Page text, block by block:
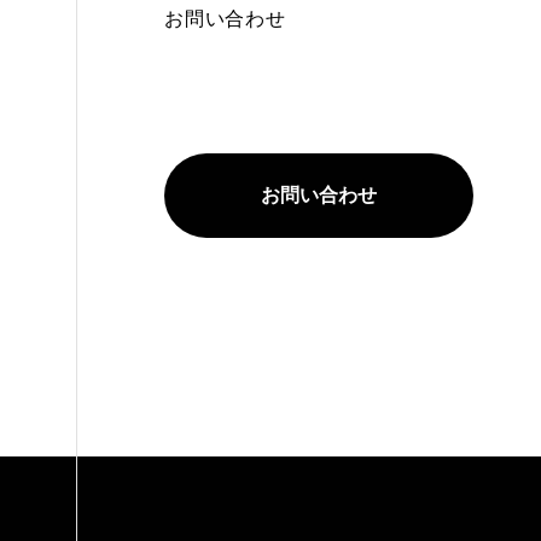
お問い合わせ
お問い合わせ